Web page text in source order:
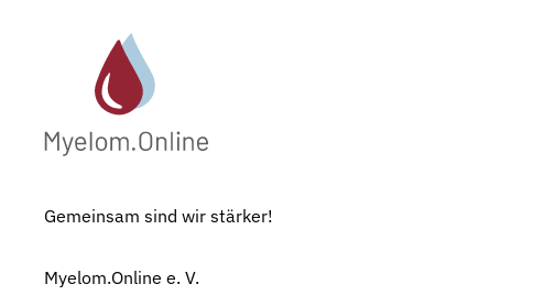
Gemeinsam sind wir stärker!
Myelom.Online e. V.